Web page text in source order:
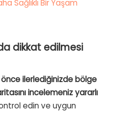
Sağlıklı Bir Yaşam
dikkat edilmesi
ilerlediğinizde bölge
incelemeniz yararlı
edin ve uygun